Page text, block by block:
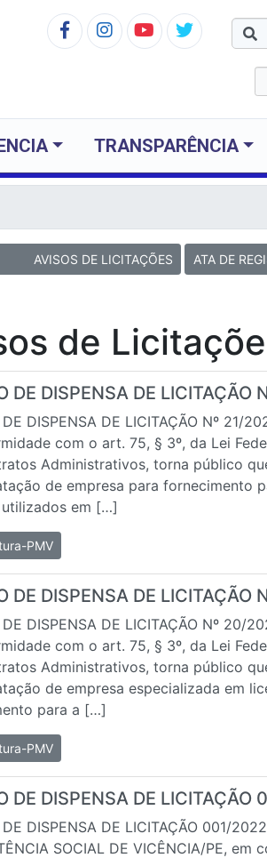
TRANSPARÊNCIA
AVISOS DE LICITAÇÕES ATA DE
de
DE DISPENSA DE LICITAÇÃO
DE DISPENSA DE LICITAÇÃO Nº 21/
com o art. 75, § 3º, da Lei
Administrativos, torna público
de empresa para fornecimento
utilizados em […]
PMV
DE DISPENSA DE LICITAÇÃO
DE DISPENSA DE LICITAÇÃO Nº 20/
com o art. 75, § 3º, da Lei
Administrativos, torna público
de empresa especializada em
para a […]
PMV
DE DISPENSA DE LICITAÇÃO
DE DISPENSA DE LICITAÇÃO 001/
SOCIAL DE VICÊNCIA/PE,